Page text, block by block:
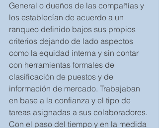
General o dueños de las compañías y
los establecían de acuerdo a un
ranqueo definido bajos sus propios
criterios dejando de lado aspectos
como la equidad interna y sin contar
con herramientas formales de
clasificación de puestos y de
información de mercado. Trabajaban
en base a la confianza y el tipo de
tareas asignadas a sus colaboradores.
Con el paso del tiempo y en la medida